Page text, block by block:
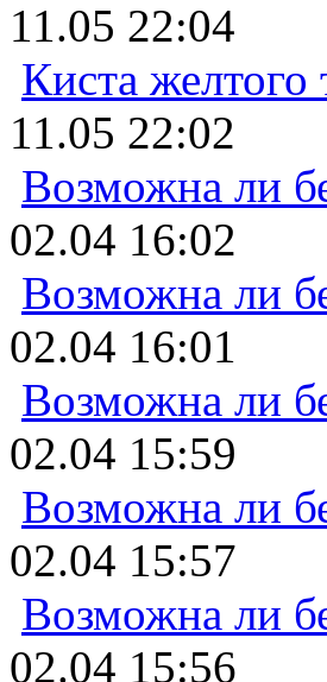
11.05 22:04
Киста желтого
11.05 22:02
Возможна ли
02.04 16:02
Возможна ли
02.04 16:01
Возможна ли
02.04 15:59
Возможна ли
02.04 15:57
Возможна ли
02.04 15:56